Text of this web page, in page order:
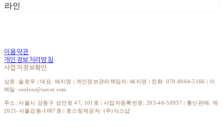
라인
이용약관
개인정보처리방침
사업자정보확인
상호: 술로우 | 대표: 배지영 | 개인정보관리책임자: 배지영 | 전화: 070-8064-5166 | 이
메일: soolow@naver.com
주소: 서울시 강동구 성안로 47, 101호 | 사업자등록번호: 203-46-50937 | 통신판매: 제
2021-서울강동-1087호 | 호스팅제공자: (주)식스샵